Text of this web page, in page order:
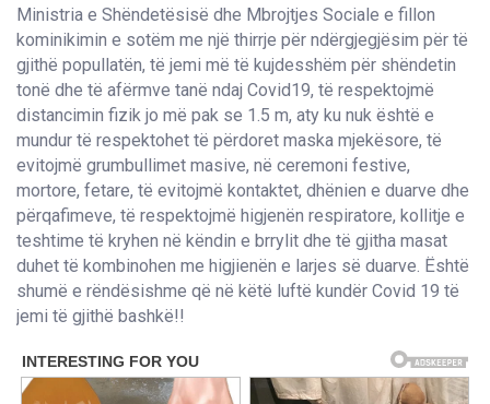
Ministria e Shëndetësisë dhe Mbrojtjes Sociale e fillon
kominikimin e sotëm me një thirrje për ndërgjegjësim për të
gjithë popullatën, të jemi më të kujdesshëm për shëndetin
tonë dhe të afërmve tanë ndaj Covid19, të respektojmë
distancimin fizik jo më pak se 1.5 m, aty ku nuk është e
mundur të respektohet të përdoret maska mjekësore, të
evitojmë grumbullimet masive, në ceremoni festive,
mortore, fetare, të evitojmë kontaktet, dhënien e duarve dhe
përqafimeve, të respektojmë higjenën respiratore, kollitje e
teshtime të kryhen në këndin e brrylit dhe të gjitha masat
duhet të kombinohen me higjienën e larjes së duarve. Është
shumë e rëndësishme që në këtë luftë kundër Covid 19 të
jemi të gjithë bashkë!!